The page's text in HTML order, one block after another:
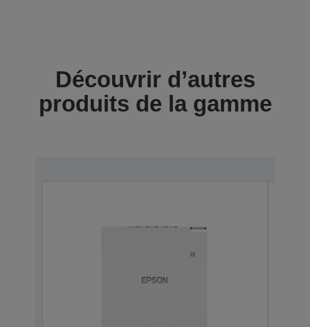
Découvrir d’autres
produits de la gamme